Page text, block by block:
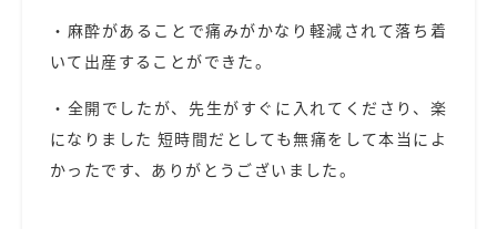
・ 麻酔があることで痛みがかなり軽減されて落ち着
いて出産することができた。
・全開でしたが、先生がすぐに入れてくださり、楽
になりました 短時間だとしても無痛をして本当によ
かったです、ありがとうございました。